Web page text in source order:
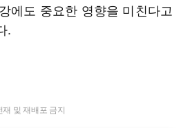
에도 중요한 영향을 미친다고
.
및 재배포 금지